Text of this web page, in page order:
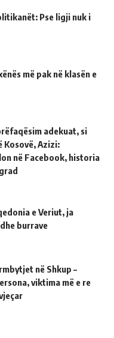
Pse ligji nuk i
më pak në klasën e
adekuat, si
Kosovë, Azizi:
në Facebook, historia
e Veriut, ja
burrave
në Shkup –
viktima më e re